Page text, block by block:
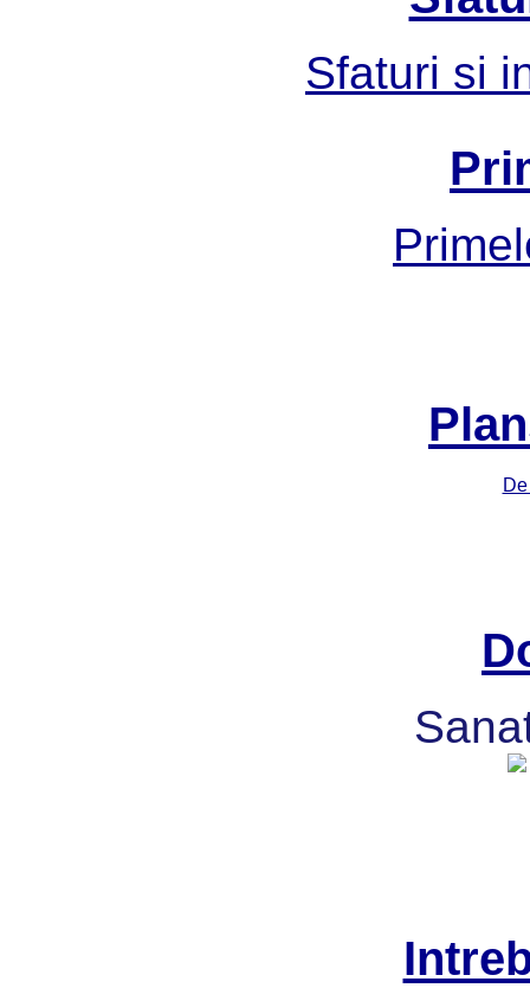
Sfaturi si